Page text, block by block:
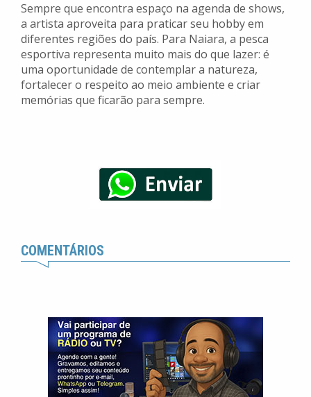
Sempre que encontra espaço na agenda de shows,
a artista aproveita para praticar seu hobby em
diferentes regiões do país. Para Naiara, a pesca
esportiva representa muito mais do que lazer: é
uma oportunidade de contemplar a natureza,
fortalecer o respeito ao meio ambiente e criar
memórias que ficarão para sempre.
COMENTÁRIOS